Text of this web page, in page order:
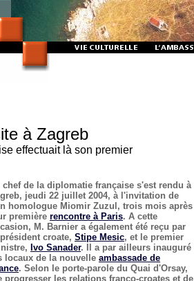
à Zagreb
effectuait là son premier
chef de la diplomatie française s'est rendu à
jeudi 22 juillet 2004, à l'invitation de
homologue Miomir Zuzul, trois mois après
première rencontre à Paris. A cette
M. Barnier a également été reçu par
président croate, Stipe Mesic, et le premier
Ivo Sanader. Il a par ailleurs inauguré
locaux de la nouvelle ambassade de
. Selon le porte-parole du Quai d'Orsay,
les relations franco-croates et de